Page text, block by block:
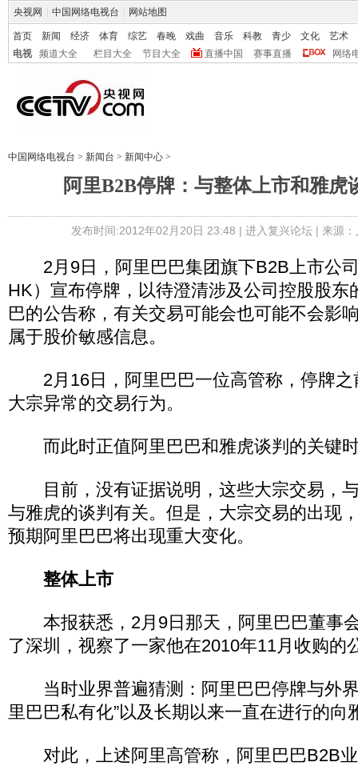
央视网 中国网络电视台 网站地图
首页 新闻 经济 体育 综艺 春晚 戏曲 音乐 科教 青少 文化
艺术
电视
频道大全 栏目大全 节目大全 直播中国 赛事直播 网络
中国网络电视台 > 新闻台 > 新闻中心 >
阿里B2B停牌：与整体上市和雅虎
发布时间:2012年02月20日 23:48 | 进入复兴论坛| 来源
2月9日，阿里巴巴集团旗下B2B上市公
HK）宣布停牌，以待澄清涉及公司控股股东
巴的公告称，有关交易可能会也可能不会影
属于股价敏感信息。
2月16日，阿里巴巴一位高管称，停牌之
大宗异常的交易行为。
而此时正值阿里巴巴和雅虎谈判的关键
目前，没有证据说明，这些大宗交易，
与雅虎的谈判有关。但是，大宗交易的出现
预期阿里巴巴将出现重大变化。
整体上市
本报获悉，2月9日那天，阿里巴巴董事
了深圳，视察了一家他在2010年11月收购的
当时业界普遍猜测：阿里巴巴停牌与外界
里巴巴私有化”以及长期以来一直在进行的向
对此，上述阿里高管称，阿里巴巴B2B业